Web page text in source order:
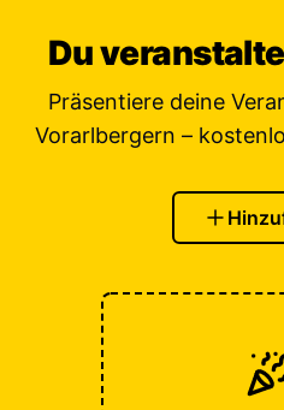
Du
Präsentiere deine
Vorarlbergern –